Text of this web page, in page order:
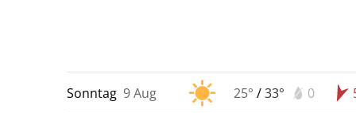
Sonntag 9 Aug 25° /33° 0